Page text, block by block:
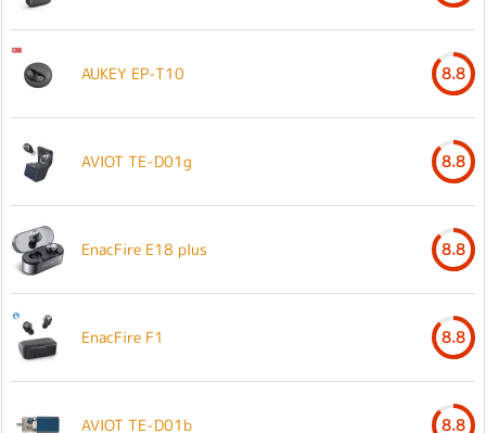
AUKEY EP-T10 8.8
AVIOT TE-D01g 8.8
EnacFire E18 plus 8.8
EnacFire F1 8.8
AVIOT TE-D01b 8.8